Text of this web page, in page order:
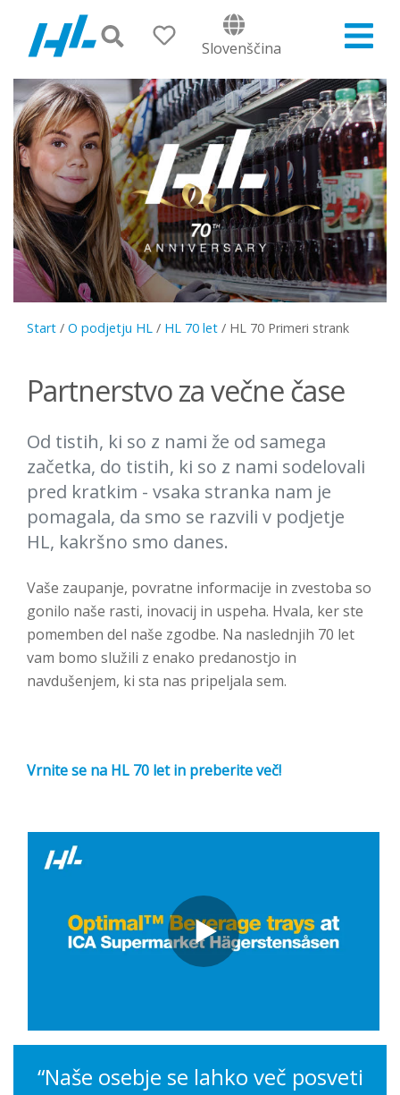
Slovenščina
Start / O podjetju HL / HL 70 let / HL 70 Primeri strank
Partnerstvo za večne čase
Od tistih, ki so z nami že od samega
začetka, do tistih, ki so z nami sodelovali
pred kratkim - vsaka stranka nam je
pomagala, da smo se razvili v podjetje
HL, kakršno smo danes.
Vaše zaupanje, povratne informacije in zvestoba so
gonilo naše rasti, inovacij in uspeha. Hvala, ker ste
pomemben del naše zgodbe. Na naslednjih 70 let
vam bomo služili z enako predanostjo in
navdušenjem, ki sta nas pripeljala sem.
Vrnite se na HL 70 let in preberite več!
“Naše osebje se lahko več posveti